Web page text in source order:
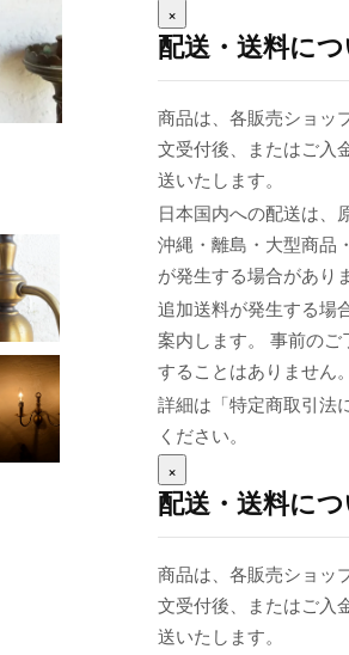
×
配送・送料に
商品は、各販売ショッ
文受付後、またはご入
送いたします。
日本国内への配送は、
沖縄・離島・大型商品
が発生する場合があり
追加送料が発生する場
案内します。 事前の
することはありません。
詳細は「特定商取引法
ください。
×
配送・送料に
商品は、各販売ショッ
文受付後、またはご入
送いたします。